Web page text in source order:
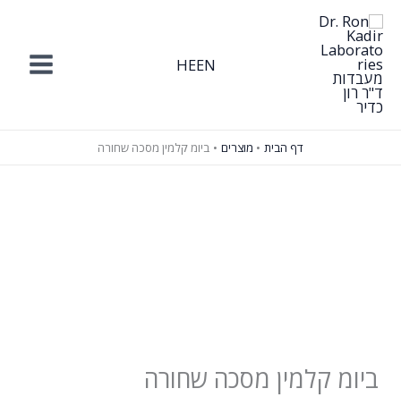
דילוג
לתוכן
EN
HE
דף הבית מוצרים ביומ קלמין מסכה שחורה
ביומ קלמין מסכה שחורה